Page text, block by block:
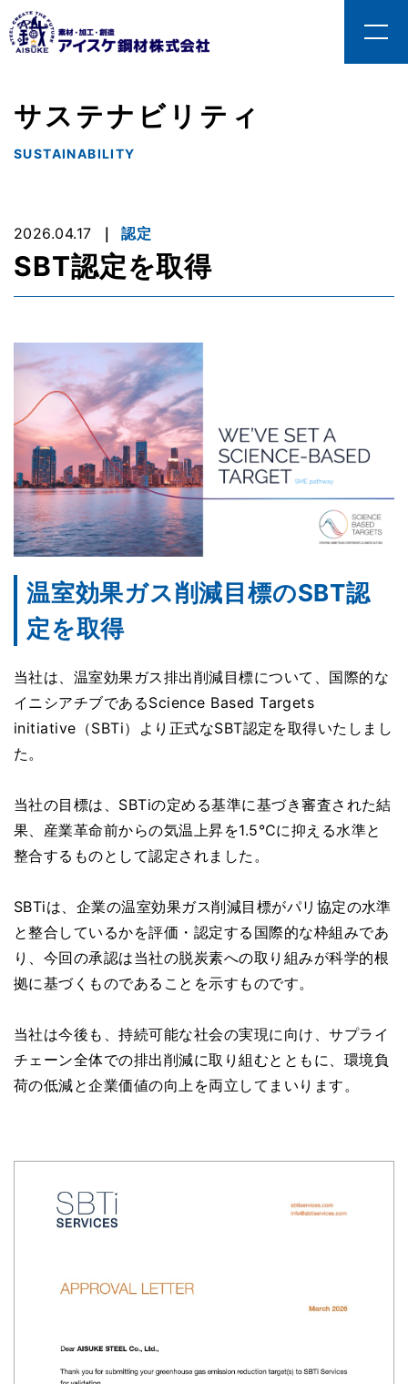
サステナビリティ
SUSTAINABILITY
2026.04.17 認定
SBT認定を取得
温室効果ガス削減目標のSBT認
定を取得
当社は、温室効果ガス排出削減目標について、国際的な
イニシアチブであるScience Based Targets
initiative（SBTi）より正式なSBT認定を取得いたしまし
た。
当社の目標は、SBTiの定める基準に基づき審査された結
果、産業革命前からの気温上昇を1.5℃に抑える水準と
整合するものとして認定されました。
SBTiは、企業の温室効果ガス削減目標がパリ協定の水準
と整合しているかを評価・認定する国際的な枠組みであ
り、今回の承認は当社の脱炭素への取り組みが科学的根
拠に基づくものであることを示すものです。
当社は今後も、持続可能な社会の実現に向け、サプライ
チェーン全体での排出削減に取り組むとともに、環境負
荷の低減と企業価値の向上を両立してまいります。